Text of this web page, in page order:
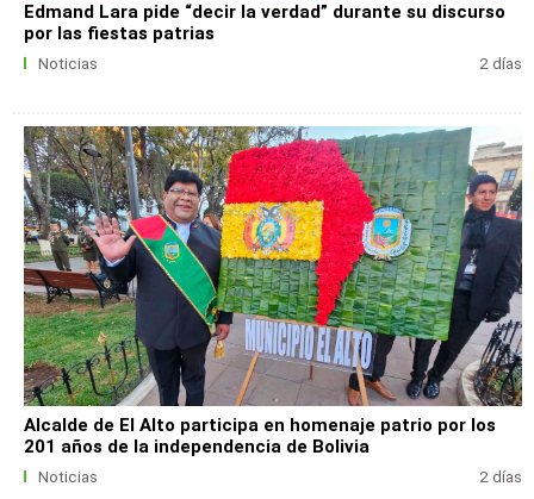
Edmand Lara pide “decir la verdad” durante su discurso
por las fiestas patrias
Noticias 2 días
Alcalde de El Alto participa en homenaje patrio por los
201 años de la independencia de Bolivia
Noticias 2 días